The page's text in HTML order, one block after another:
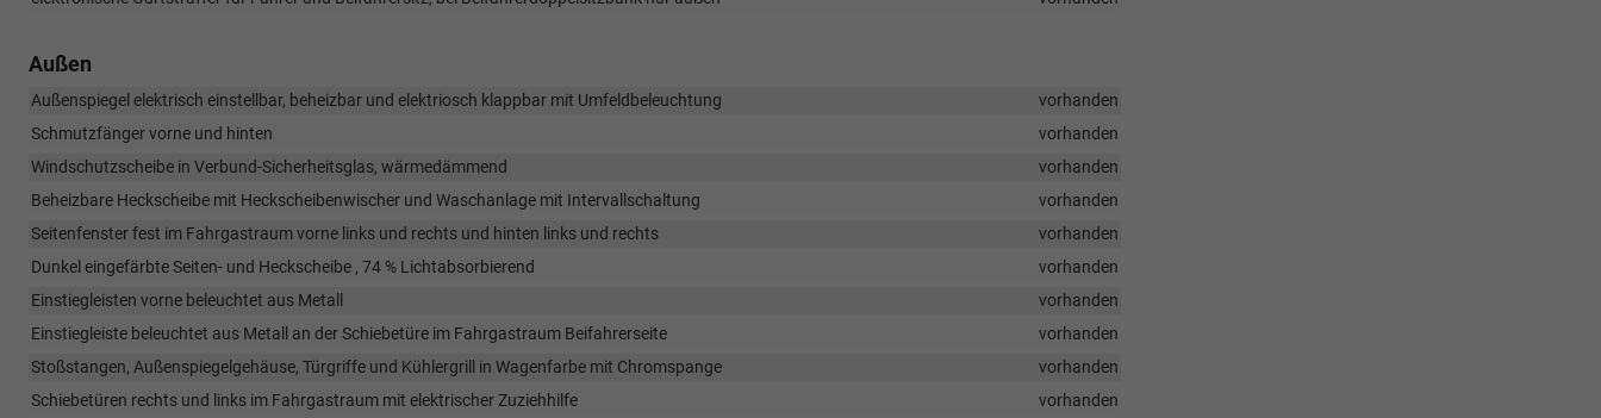
Außen
Außenspiegel elektrisch einstellbar, beheizbar und elektriosch klappbar mit Umfeldbeleuchtung
vorhanden
Schmutzfänger vorne und hinten
vorhanden
Windschutzscheibe in Verbund-Sicherheitsglas, wärmedämmend
vorhanden
Beheizbare Heckscheibe mit Heckscheibenwischer und Waschanlage mit Intervallschaltung
vorhanden
Seitenfenster fest im Fahrgastraum vorne links und rechts und hinten links und rechts
vorhanden
Dunkel eingefärbte Seiten- und Heckscheibe , 74 % Lichtabsorbierend
vorhanden
Einstiegleisten vorne beleuchtet aus Metall
vorhanden
Einstiegleiste beleuchtet aus Metall an der Schiebetüre im Fahrgastraum Beifahrerseite
vorhanden
Stoßstangen, Außenspiegelgehäuse, Türgriffe und Kühlergrill in Wagenfarbe mit Chromspange
vorhanden
Schiebetüren rechts und links im Fahrgastraum mit elektrischer Zuziehhilfe
vorhanden